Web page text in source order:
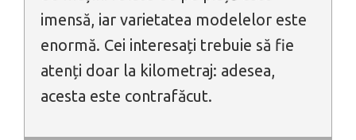
imensă, iar varietatea modelelor este
enormă. Cei interesați trebuie să fie
atenți doar la kilometraj: adesea,
acesta este contrafăcut.